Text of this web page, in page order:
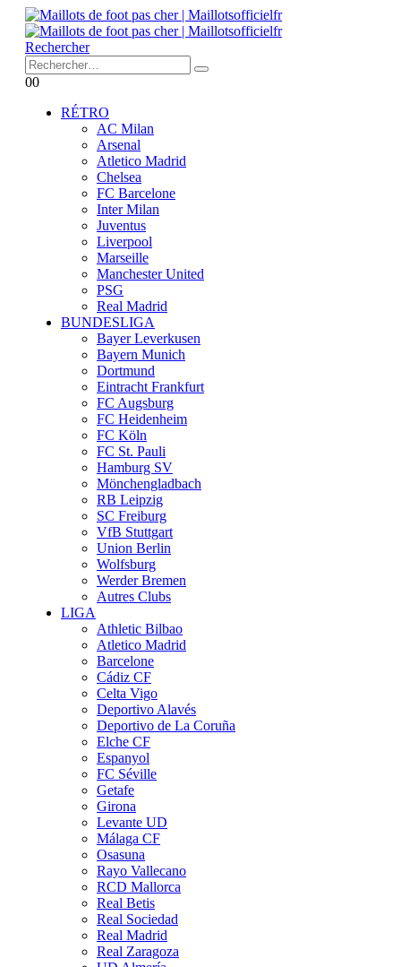
Rechercher
00
RÉTRO
AC Milan
Arsenal
Atletico Madrid
Chelsea
FC Barcelone
Inter Milan
Juventus
Liverpool
Marseille
Manchester United
PSG
Real Madrid
BUNDESLIGA
Bayer Leverkusen
Bayern Munich
Dortmund
Eintracht Frankfurt
FC Augsburg
FC Heidenheim
FC Köln
FC St. Pauli
Hamburg SV
Mönchengladbach
RB Leipzig
SC Freiburg
VfB Stuttgart
Union Berlin
Wolfsburg
Werder Bremen
Autres Clubs
LIGA
Athletic Bilbao
Atletico Madrid
Barcelone
Cádiz CF
Celta Vigo
Deportivo Alavés
Deportivo de La Coruña
Elche CF
Espanyol
FC Séville
Getafe
Girona
Levante UD
Málaga CF
Osasuna
Rayo Vallecano
RCD Mallorca
Real Betis
Real Sociedad
Real Madrid
Real Zaragoza